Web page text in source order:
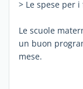
> Le spese per
Le scuole
un buon
mese.